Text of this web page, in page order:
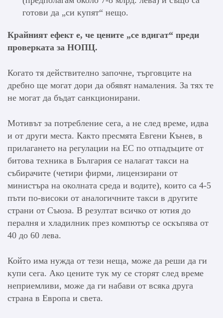
готови да „си купят“ нещо.
Крайният ефект е, че цените „се вдигат“ преди
проверката за НОПЦ.
Когато тя действително започне, търговците на
дребно ще могат дори да обявят намаления. За тях те
не могат да бъдат санкционирани.
Мотивът за потребление сега, а не след време, идва
и от други места. Както пресмята Евгени Кънев, в
прилагането на регулации на ЕС по отпадъците от
битова техника в България се налагат такси на
събирачите (четири фирми, лицензирани от
министъра на околната среда и водите), които са 4-5
пъти по-високи от аналогичните такси в другите
страни от Съюза. В резултат всичко от ютия до
пералня и хладилник през компютър се оскъпява от
40 до 60 лева.
Който има нужда от тези неща, може да реши да ги
купи сега. Ако цените тук му се сторят след време
неприемливи, може да ги набави от всяка друга
страна в Европа и света.